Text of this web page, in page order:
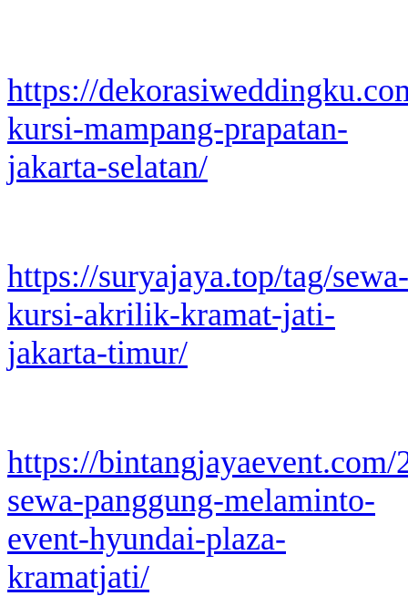
https://
kursi-mampang-prapatan-
jakarta-selatan/
https://suryajaya.top/tag/sewa-
kursi-akrilik-kramat-jati-
jakarta-timur/
https://bintangjayaevent.com/
sewa-panggung-melaminto-
event-hyundai-plaza-
kramatjati/